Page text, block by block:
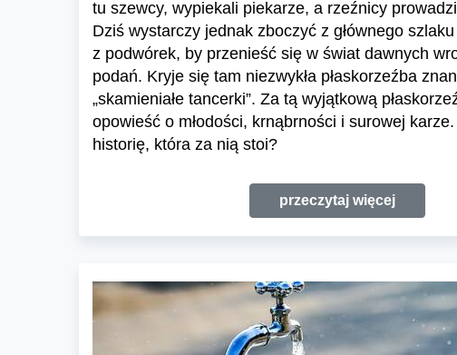
tu szewcy, wypiekali piekarze, a rzeźnicy
Dziś wystarczy jednak zboczyć z głównego
z podwórek, by przenieść się w świat dawnych
podań. Kryje się tam niezwykła płaskorzeźba
„skamieniałe tancerki”. Za tą wyjątkową
opowieść o młodości, krnąbrności i surowej
historię, która za nią stoi?
przeczytaj więcej